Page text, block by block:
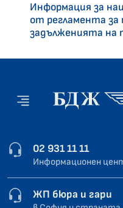
Информация за
от регламента за
задълженията
02 931 11 11
Информационен
ЖП бюра и гари